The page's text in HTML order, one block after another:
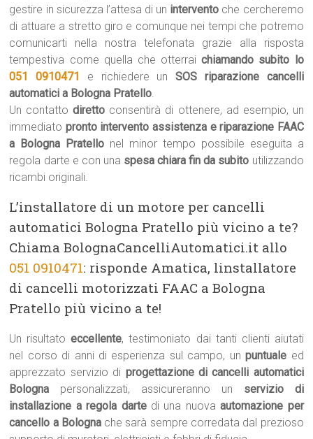
gestire in sicurezza l’attesa di un intervento che cercheremo
di attuare a stretto giro e comunque nei tempi che potremo
comunicarti nella nostra telefonata grazie alla risposta
tempestiva come quella che otterraichiamando subito lo
051 0910471
e richiedere unSOS riparazione cancelli
automatici a Bologna Pratello.
Un contattodiretto consentirà di ottenere, ad esempio, un
immediato pronto intervento assistenza e riparazione FAAC
a Bologna Pratello nel minor tempo possibile eseguita a
regola darte e con una spesa chiara fin da subito utilizzando
ricambi originali.
L’installatore di un motore per cancelli
automatici Bologna Pratello più vicino a te?
Chiama BolognaCancelliAutomatici.it allo
051 0910471: risponde Amatica, linstallatore
di cancelli motorizzati FAAC a Bologna
Pratello più vicino a te!
Un risultatoeccellente, testimoniato dai tanti clienti aiutati
nel corso di anni di esperienza sul campo, unpuntuale ed
apprezzato servizio di progettazione di cancelli automatici
Bologna personalizzati, assicureranno un servizio di
installazione a regola dartedi una nuovaautomazione per
cancello a Bologna che sarà sempre corredata dal prezioso